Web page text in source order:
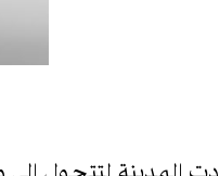
ميلانو للتصميم 2026،